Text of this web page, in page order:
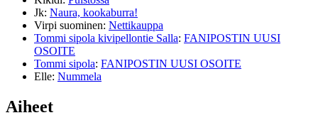
Jk: Naura, kookaburra!
Virpi suominen: Nettikauppa
Tommi sipola kivipellontie Salla: FANIPOSTIN UUSI
OSOITE
Tommi sipola: FANIPOSTIN UUSI OSOITE
Elle: Nummela
Aiheet